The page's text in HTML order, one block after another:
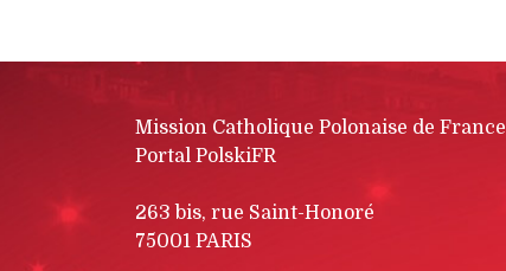
Mission Catholique Polonaise de France
Portal PolskiFR
263 bis, rue Saint-Honoré
75001 PARIS